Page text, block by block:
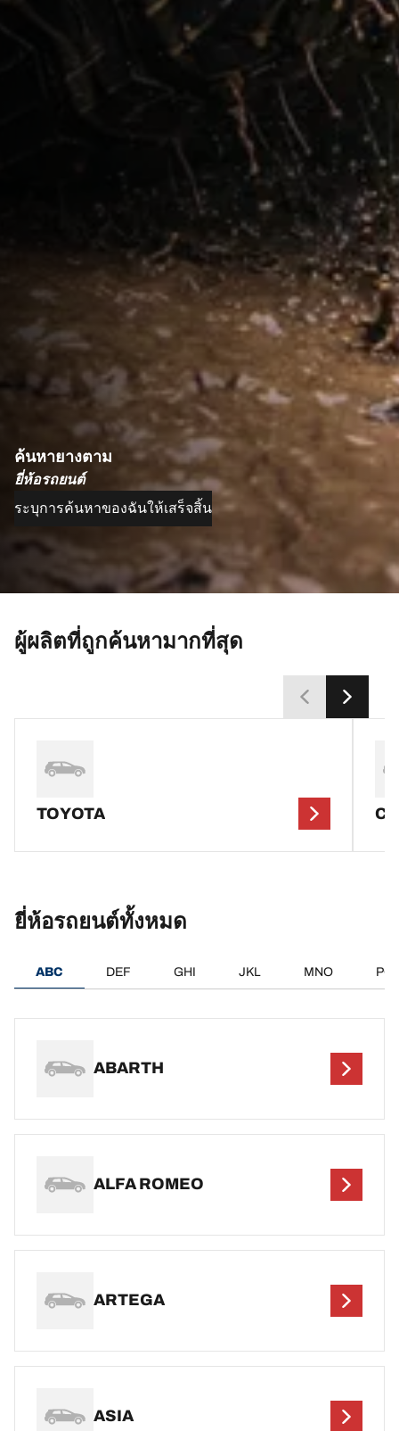
ค้นหายางตาม
ยี่ห้อรถยนต์
ระบุการค้นหาของฉันให้เสร็จสิ้น
ผู้ผลิตที่ถูกค้นหามากที่สุด
TOYOTA
ยี่ห้อรถยนต์ทั้งหมด
ABC DEF GHI JKL MNO
ABARTH
ALFA ROMEO
ARTEGA
ASIA